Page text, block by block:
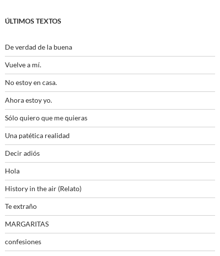
ÚLTIMOS TEXTOS
De verdad de la buena
Vuelve a mí.
No estoy en casa.
Ahora estoy yo.
Sólo quiero que me quieras
Una patética realidad
Decir adiós
Hola
History in the air (Relato)
Te extraño
MARGARITAS
confesiones